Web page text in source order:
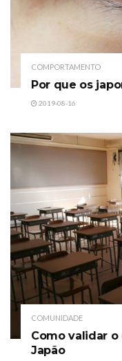
COMPORTAMENTO
Por que os
2019-08-16
COMUNIDADE
Como validar
Japão